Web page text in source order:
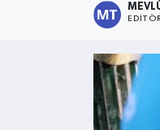
EDITÖR
Kültür - Sanat